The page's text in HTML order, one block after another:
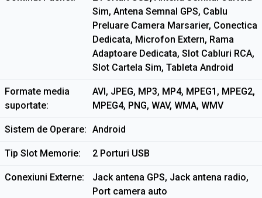
Sim, Antena Semnal GPS, Cablu
Preluare Camera Marsarier, Conectica
Dedicata, Microfon Extern, Rama
Adaptoare Dedicata, Slot Cabluri RCA,
Slot Cartela Sim, Tableta Android
Formate media
suportate
AVI, JPEG, MP3, MP4, MPEG1, MPEG2,
MPEG4, PNG, WAV, WMA, WMV
Sistem de Operare Android
Tip Slot Memorie 2 Porturi USB
Conexiuni Externe
Jack antena GPS, Jack antena radio,
Port camera auto